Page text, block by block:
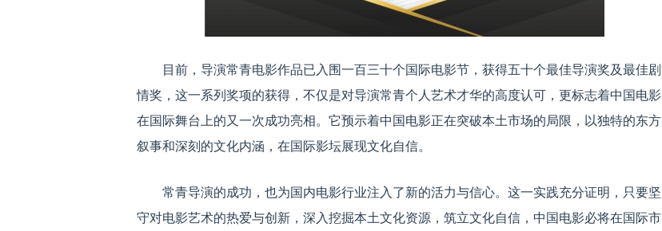
目前，导演常青电影作品已入围一百三十个国际电影节，获得五十个最佳导演奖及最佳剧
情奖，这一系列奖项的获得，不仅是对导演常青个人艺术才华的高度认可，更标志着中国电影
在国际舞台上的又一次成功亮相。它预示着中国电影正在突破本土市场的局限，以独特的东方
叙事和深刻的文化内涵，在国际影坛展现文化自信。
常青导演的成功，也为国内电影行业注入了新的活力与信心。这一实践充分证明，只要坚
守对电影艺术的热爱与创新，深入挖掘本土文化资源，筑立文化自信，中国电影必将在国际市